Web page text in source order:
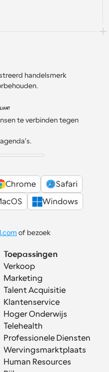
handelsmerk
te verbinden tegen
Chrome
Safari
Windows
Toepassingen
Verkoop
Marketing
Talent Acquisitie
Klantenservice
Hoger Onderwijs
Telehealth
Professionele Diensten
Wervingsmarktplaats
Human Resources